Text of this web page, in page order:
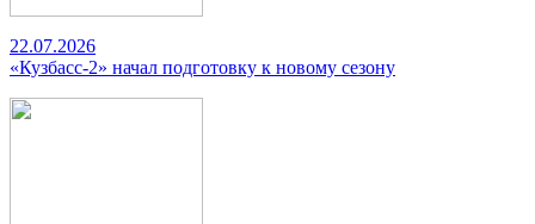
22.07.2026
«Кузбасс-2» начал подготовку к новому сезону